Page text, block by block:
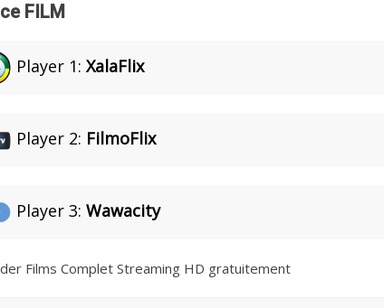
FILM
Player 1: XalaFlix
Player 2: FilmoFlix
Player 3: Wawacity
Films Complet Streaming HD gratuitement